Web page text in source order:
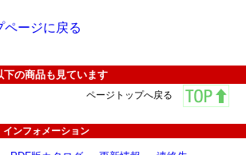
ページに戻る
下の商品も見ています
ページトップへ戻る
インフォメーション